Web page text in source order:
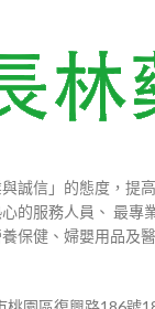
誠信」的態度，提
的服務人員、 最專
保健、婦嬰用品及